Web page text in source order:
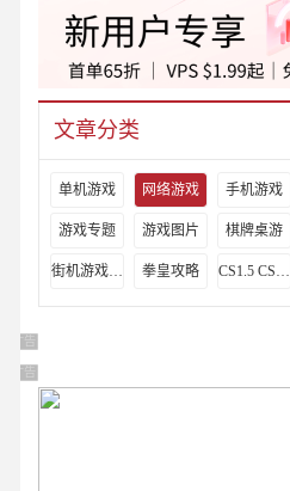
文章分类
单机游戏 网络游戏 手机游戏
游戏专题 游戏图片 棋牌桌游
街机游戏出招表 拳皇攻略 CS1.5 CS1.6攻略
广告 商业广告，理性选择
广告 商业广告，理性选择